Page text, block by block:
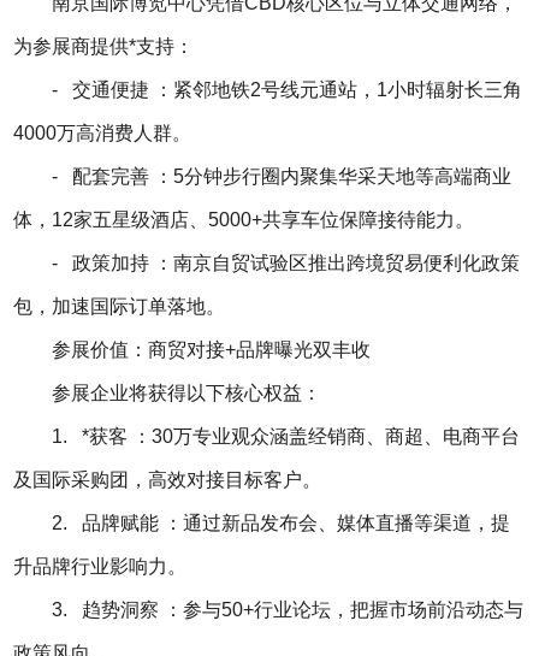
为参展商提供*支持：
- 交通便捷 ：紧邻地铁2号线元通站，1小时辐射长三角
4000万高消费人群。
- 配套完善 ：5分钟步行圈内聚集华采天地等高端商业
体，12家五星级酒店、5000+共享车位保障接待能力。
- 政策加持 ：南京自贸试验区推出跨境贸易便利化政策
包，加速国际订单落地。
参展价值：商贸对接+品牌曝光双丰收
参展企业将获得以下核心权益：
1. *获客 ：30万专业观众涵盖经销商、商超、电商平台
及国际采购团，高效对接目标客户。
2. 品牌赋能 ：通过新品发布会、媒体直播等渠道，提
升品牌行业影响力。
3. 趋势洞察 ：参与50+行业论坛，把握市场前沿动态与